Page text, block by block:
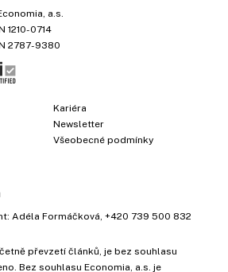
a.s.
1210-0714
2787-9380
Kariéra
Newsletter
Všeobecné podmínky
Adéla Formáčková +420 739 500 832
převzetí článků, je bez souhlasu
Bez souhlasu Economia, a.s. je